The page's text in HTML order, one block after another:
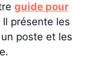
guide pour
Il présente les
poste et les